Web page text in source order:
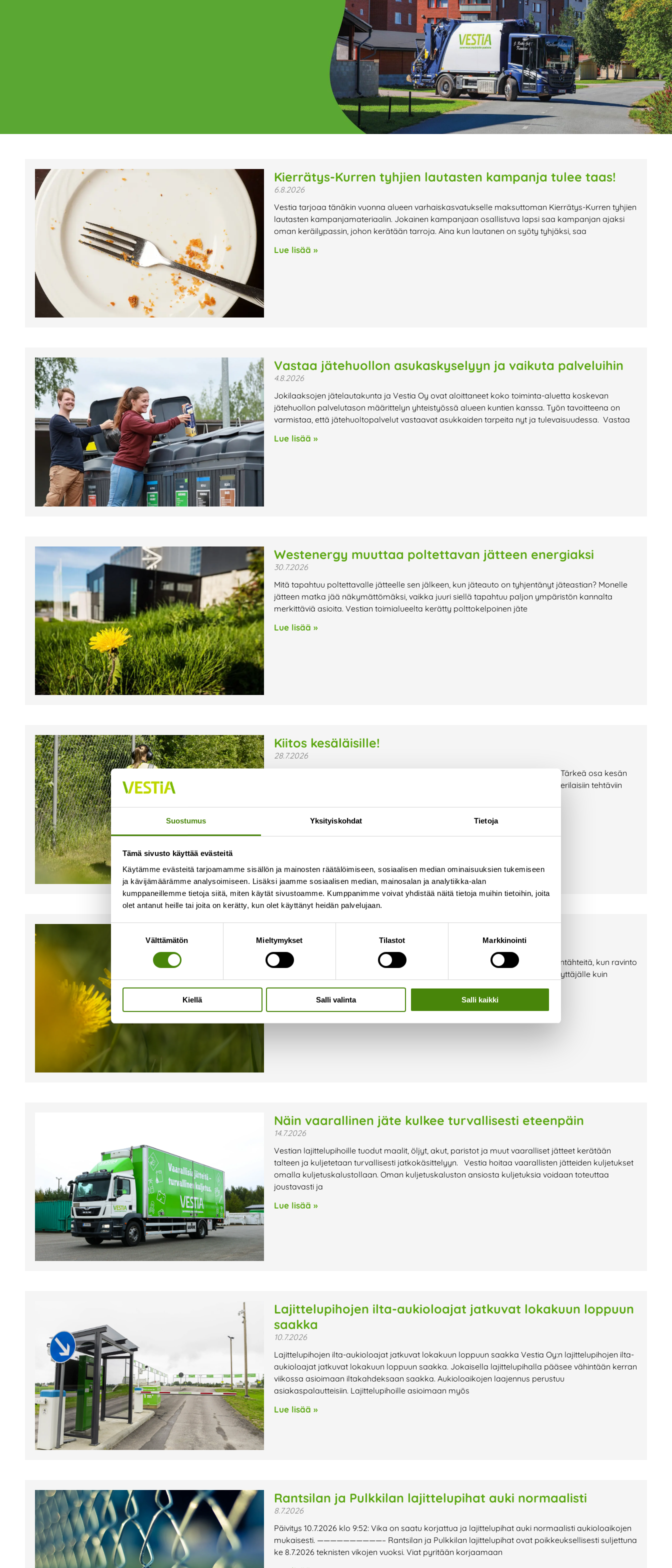
Suostumus Yksityiskohdat Tietoja
Tämä sivusto käyttää evästeitä
Käytämme evästeitä tarjoamamme sisällön ja mainosten räätälöimiseen, sosiaalisen median ominaisuuksien tukemiseen
ja kävijämäärämme analysoimiseen. Lisäksi jaamme sosiaalisen median, mainosalan ja analytiikka-alan
kumppaneillemme tietoja siitä, miten käytät sivustoamme. Kumppanimme voivat yhdistää näitä tietoja muihin tietoihin, joita
olet antanut heille tai joita on kerätty, kun olet käyttänyt heidän palvelujaan.
Välttämätön Mieltymykset Tilastot Markkinointi
Kiellä Salli valinta Salli kaikki
Ajankohtaista
Tältä sivulta löydät Vestian ajankohtaiset uutiset,
mahdolliset poikkeukset aukioloajoissa ja lähiaikojen
tapahtumat.
Kierrätys-Kurren tyhjien lautasten kampanja tulee taas!
6.8.2026
Vestia tarjoaa tänäkin vuonna alueen varhaiskasvatukselle maksuttoman Kierrätys-Kurren tyhjien
lautasten kampanjamateriaalin. Jokainen kampanjaan osallistuva lapsi saa kampanjan ajaksi
oman keräilypassin, johon kerätään tarroja. Aina kun lautanen on syöty tyhjäksi, saa
Lue lisää »
Vastaa jätehuollon asukaskyselyyn ja vaikuta palveluihin
4.8.2026
Jokilaaksojen jätelautakunta ja Vestia Oy ovat aloittaneet koko toiminta-aluetta koskevan
jätehuollon palvelutason määrittelyn yhteistyössä alueen kuntien kanssa. Työn tavoitteena on
varmistaa, että jätehuoltopalvelut vastaavat asukkaiden tarpeita nyt ja tulevaisuudessa. Vastaa
Lue lisää »
Westenergy muuttaa poltettavan jätteen energiaksi
30.7.2026
Mitä tapahtuu poltettavalle jätteelle sen jälkeen, kun jäteauto on tyhjentänyt jäteastian? Monelle
jätteen matka jää näkymättömäksi, vaikka juuri siellä tapahtuu paljon ympäristön kannalta
merkittäviä asioita. Vestian toimialueelta kerätty polttokelpoinen jäte
Lue lisää »
Kiitos kesäläisille!
28.7.2026
Kesä on jälleen ollut Vestian toimipaikoissa ja jätekeskuksilla aktiivista aikaa. Tärkeä osa kesän
sujuvaa arkea ovat olleet kesäläisemme, jotka ovat tarttuneet monipuolisesti erilaisiin tehtäviin
Lue lisää »
16.7.2026
Syksyn lähestyessä ampiaiset hakeutuvat herkästi jäteastioille etsimään ruuantähteitä, kun ravinto
alkaa olla niukkaa. Kiukkuiset ampiaiset voivat olla vaaraksi niin jäteastian käyttäjälle kuin
tyhjentäjällekin. Kiinteistönhaltijana vastuullasi on huolehtia, että jäteastiasi on
Lue lisää »
Näin vaarallinen jäte kulkee turvallisesti eteenpäin
14.7.2026
Vestian lajittelupihoille tuodut maalit, öljyt, akut, paristot ja muut vaaralliset jätteet kerätään
talteen ja kuljetetaan turvallisesti jatkokäsittelyyn. Vestia hoitaa vaarallisten jätteiden kuljetukset
omalla kuljetuskalustollaan. Oman kuljetuskaluston ansiosta kuljetuksia voidaan toteuttaa
joustavasti ja
Lue lisää »
Lajittelupihojen ilta-aukioloajat jatkuvat lokakuun loppuun
saakka
10.7.2026
Lajittelupihojen ilta-aukioloajat jatkuvat lokakuun loppuun saakka Vestia Oy:n lajittelupihojen ilta-
aukioloajat jatkuvat lokakuun loppuun saakka. Jokaisella lajittelupihalla pääsee vähintään kerran
viikossa asioimaan iltakahdeksaan saakka. Aukioloaikojen laajennus perustuu
asiakaspalautteisiin. Lajittelupihoille asioimaan myös
Lue lisää »
Rantsilan ja Pulkkilan lajittelupihat auki normaalisti
8.7.2026
Päivitys 10.7.2026 klo 9:52: Vika on saatu korjattua ja lajittelupihat auki normaalisti aukioloaikojen
mukaisesti. ——————————– Rantsilan ja Pulkkilan lajittelupihat ovat poikkeuksellisesti suljettuna
ke 8.7.2026 teknisten vikojen vuoksi. Viat pyritään korjaamaan
PagePagePagePagePage